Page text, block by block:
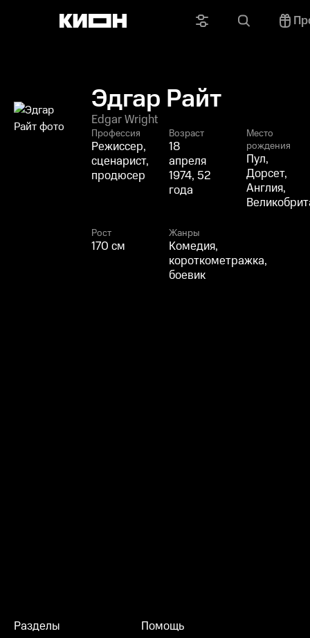
Эдгар Райт
Edgar Wright
Профессия
Режиссер,
сценарист,
продюсер
Возраст
18
апреля
1974, 52
года
Место
рождения
Пул,
Дорсет,
Англия,
Рост
170 см
Жанры
Комедия,
короткометражка,
боевик
Разделы Помощь